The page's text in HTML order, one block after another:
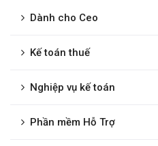
Dành cho Ceo
Kế toán thuế
Nghiệp vụ kế toán
Phần mềm Hỗ Trợ